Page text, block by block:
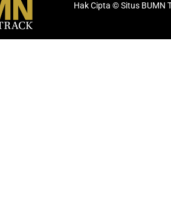
Hak Cipta © Situs BUMN